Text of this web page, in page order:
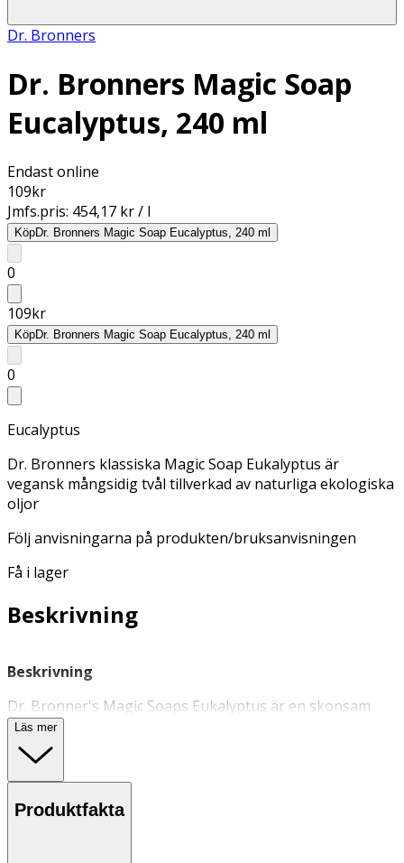
Dr. Bronners
Dr. Bronners Magic Soap
Eucalyptus, 240 ml
Endast online
109kr
Jmfs.pris: 454,17 kr / l
KöpDr. Bronners Magic Soap Eucalyptus, 240 ml
0
109kr
KöpDr. Bronners Magic Soap Eucalyptus, 240 ml
0
Eucalyptus
Dr. Bronners klassiska Magic Soap Eukalyptus är
vegansk mångsidig tvål tillverkad av naturliga ekologiska
oljor
Följ anvisningarna på produkten/bruksanvisningen
Få i lager
Beskrivning
Beskrivning
Dr. Bronner's Magic Soaps Eukalyptus är en skonsam
tvål som ger ett krämigt lödder och lämnar huden
silkeslen och fräsch. Berikad med ekologisk extra virgin
kokos-, oliv-, jojoba- och hampaolja som vårdar huden
tillsammans med rena eteriska oljor. Den uppfriskande
doften av eukalyptus stimulerar sinnena och ger en
Läs mer
Produktfakta